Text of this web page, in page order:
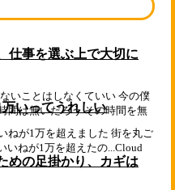
仕事を選ぶ上で大切に
いことはしなくていい 今の僕
間は無いだろう その時間を無
いってうれしい
ねが1万を超えました 街を丸ご
いねが1万を超えたの... Cloud
めの足掛かり、カギは